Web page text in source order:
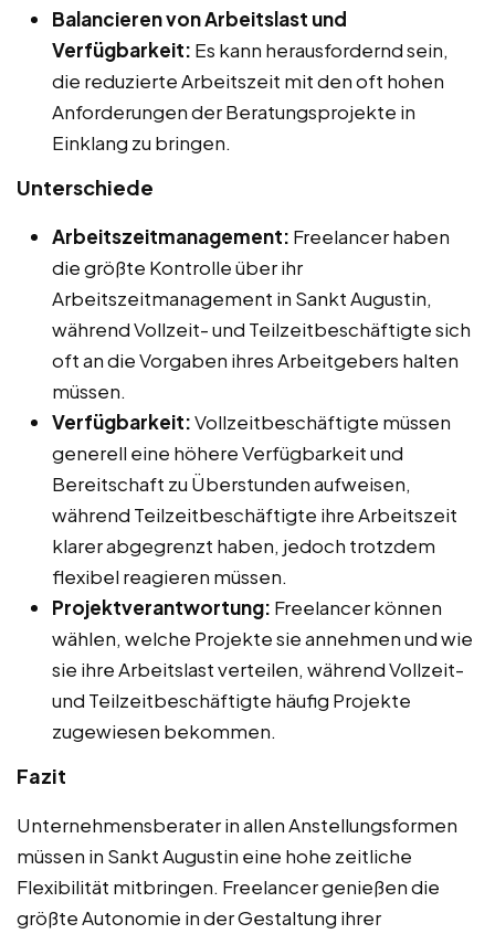
Balancieren von Arbeitslast und
Verfügbarkeit: Es kann herausfordernd sein,
die reduzierte Arbeitszeit mit den oft hohen
Anforderungen der Beratungsprojekte in
Einklang zu bringen.
Unterschiede
Arbeitszeitmanagement: Freelancer haben
die größte Kontrolle über ihr
Arbeitszeitmanagement in Sankt Augustin,
während Vollzeit- und Teilzeitbeschäftigte sich
oft an die Vorgaben ihres Arbeitgebers halten
müssen.
Verfügbarkeit:Vollzeitbeschäftigte müssen
generell eine höhere Verfügbarkeit und
Bereitschaft zu Überstunden aufweisen,
während Teilzeitbeschäftigte ihre Arbeitszeit
klarer abgegrenzt haben, jedoch trotzdem
flexibel reagieren müssen.
Projektverantwortung: Freelancer können
wählen, welche Projekte sie annehmen und wie
sie ihre Arbeitslast verteilen, während Vollzeit-
und Teilzeitbeschäftigte häufig Projekte
zugewiesen bekommen.
Fazit
Unternehmensberater in allen Anstellungsformen
müssen in Sankt Augustin eine hohe zeitliche
Flexibilität mitbringen. Freelancer genießen die
größte Autonomie in der Gestaltung ihrer